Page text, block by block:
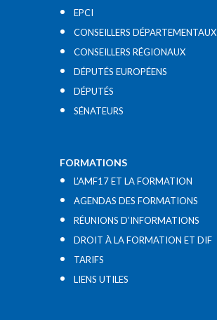
EPCI
CONSEILLERS DÉPARTEMENTAUX
CONSEILLERS RÉGIONAUX
DÉPUTÉS EUROPÉENS
DÉPUTÉS
SÉNATEURS
FORMATIONS
L’AMF17 ET LA FORMATION
AGENDAS DES FORMATIONS
RÉUNIONS D’INFORMATIONS
DROIT À LA FORMATION ET DIF
TARIFS
LIENS UTILES​